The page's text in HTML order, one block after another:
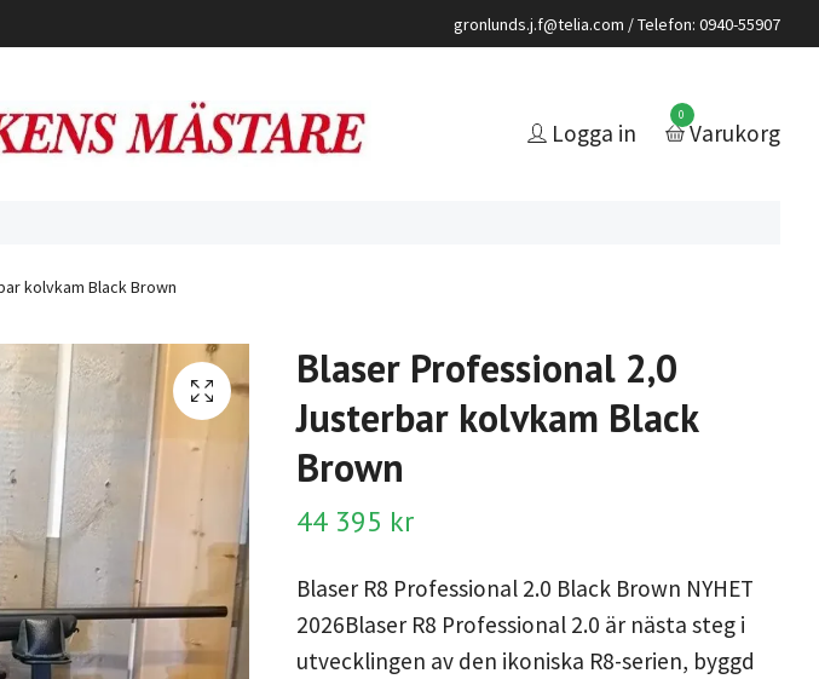
gronlunds.j.f@telia.com / Telefon: 0940-55907
Logga in
0
Varukorg
kolvkam Black Brown
Blaser Professional 2,0
Justerbar kolvkam Black
Brown
44 395 kr
Blaser R8 Professional 2.0 Black Brown NYHET
2026Blaser R8 Professional 2.0 är nästa steg i
utvecklingen av den ikoniska R8-serien, byggd